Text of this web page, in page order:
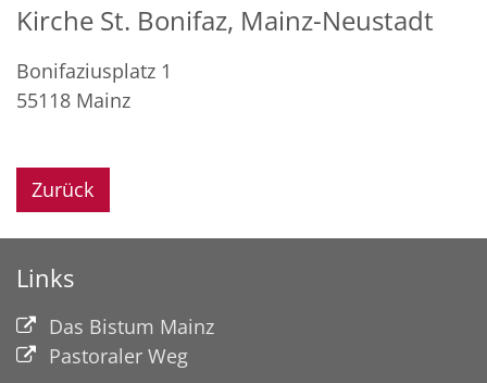
Kirche St. Bonifaz, Mainz-Neustadt
Bonifaziusplatz 1
55118 Mainz
Zurück
Links
Das Bistum Mainz
Pastoraler Weg